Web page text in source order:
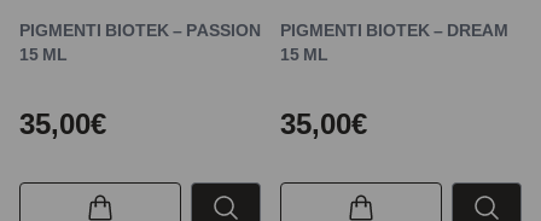
PIGMENTI BIOTEK – PASSION
15 ML
35,00€
PIGMENTI BIOTEK – DREAM
15 ML
35,00€